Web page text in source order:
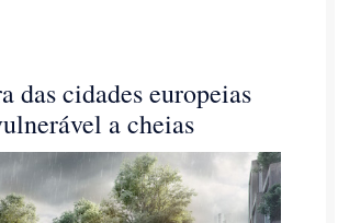
das cidades europeias
a cheias